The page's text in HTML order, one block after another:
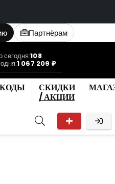
Партнёрам
сегодня:108
1 067 209 ₽
СКИДКИ
/ АКЦИИ